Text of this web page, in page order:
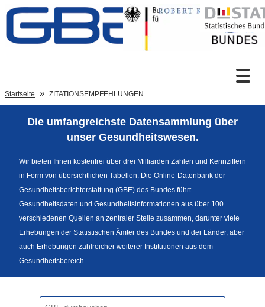
Zum Inhalt
Sprachumschaltung
Fußzeile
Startseite ZITATIONSEMPFEHLUNGEN
Die umfangreichste Datensammlung über
unser Gesundheitswesen.
Wir bieten Ihnen kostenfrei über drei Milliarden Zahlen und Kennziffern
in Form von übersichtlichen Tabellen. Die Online-Datenbank der
Gesundheitsberichterstattung (GBE) des Bundes führt
Gesundheitsdaten und Gesundheitsinformationen aus über 100
verschiedenen Quellen an zentraler Stelle zusammen, darunter viele
Erhebungen der Statistischen Ämter des Bundes und der Länder, aber
auch Erhebungen zahlreicher weiterer Institutionen aus dem
Gesundheitsbereich.